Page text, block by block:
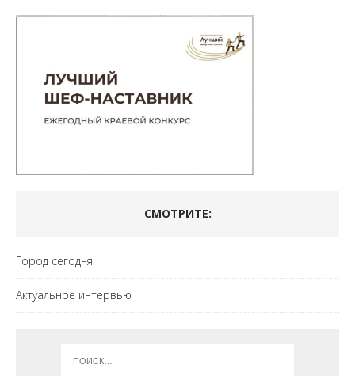
СМОТРИТЕ:
Город сегодня
Актуальное интервью